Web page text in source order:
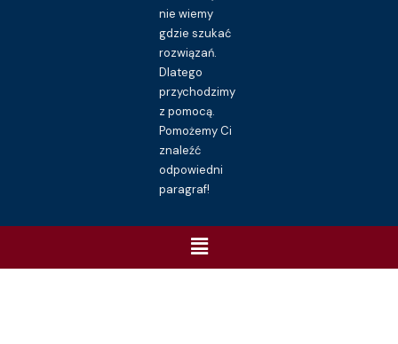
nie wiemy
gdzie szukać
rozwiązań.
Dlatego
przychodzimy
z pomocą.
Pomożemy Ci
znaleźć
odpowiedni
paragraf!
Menu